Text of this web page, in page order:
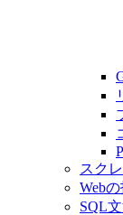
スク
Web
SQL